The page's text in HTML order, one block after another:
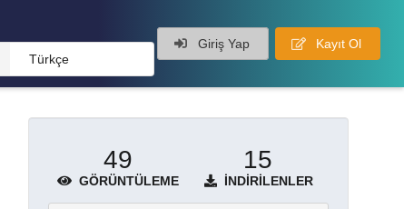
Türkçe
Giriş Yap Kayıt Ol
49
GÖRÜNTÜLEME
15
İNDIRILENLER